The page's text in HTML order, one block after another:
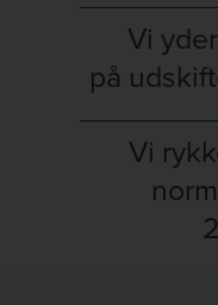
Vi yder
på
Vi